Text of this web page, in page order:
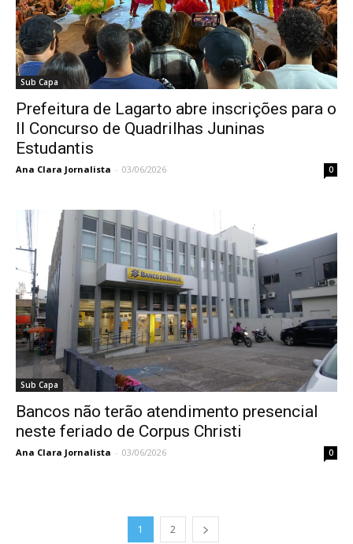
Sub Capa
Prefeitura de Lagarto abre inscrições para o
II Concurso de Quadrilhas Juninas
Estudantis
Ana Clara Jornalista - 03/06/2026 0
Sub Capa
Bancos não terão atendimento presencial
neste feriado de Corpus Christi
Ana Clara Jornalista - 03/06/2026 0
1 2